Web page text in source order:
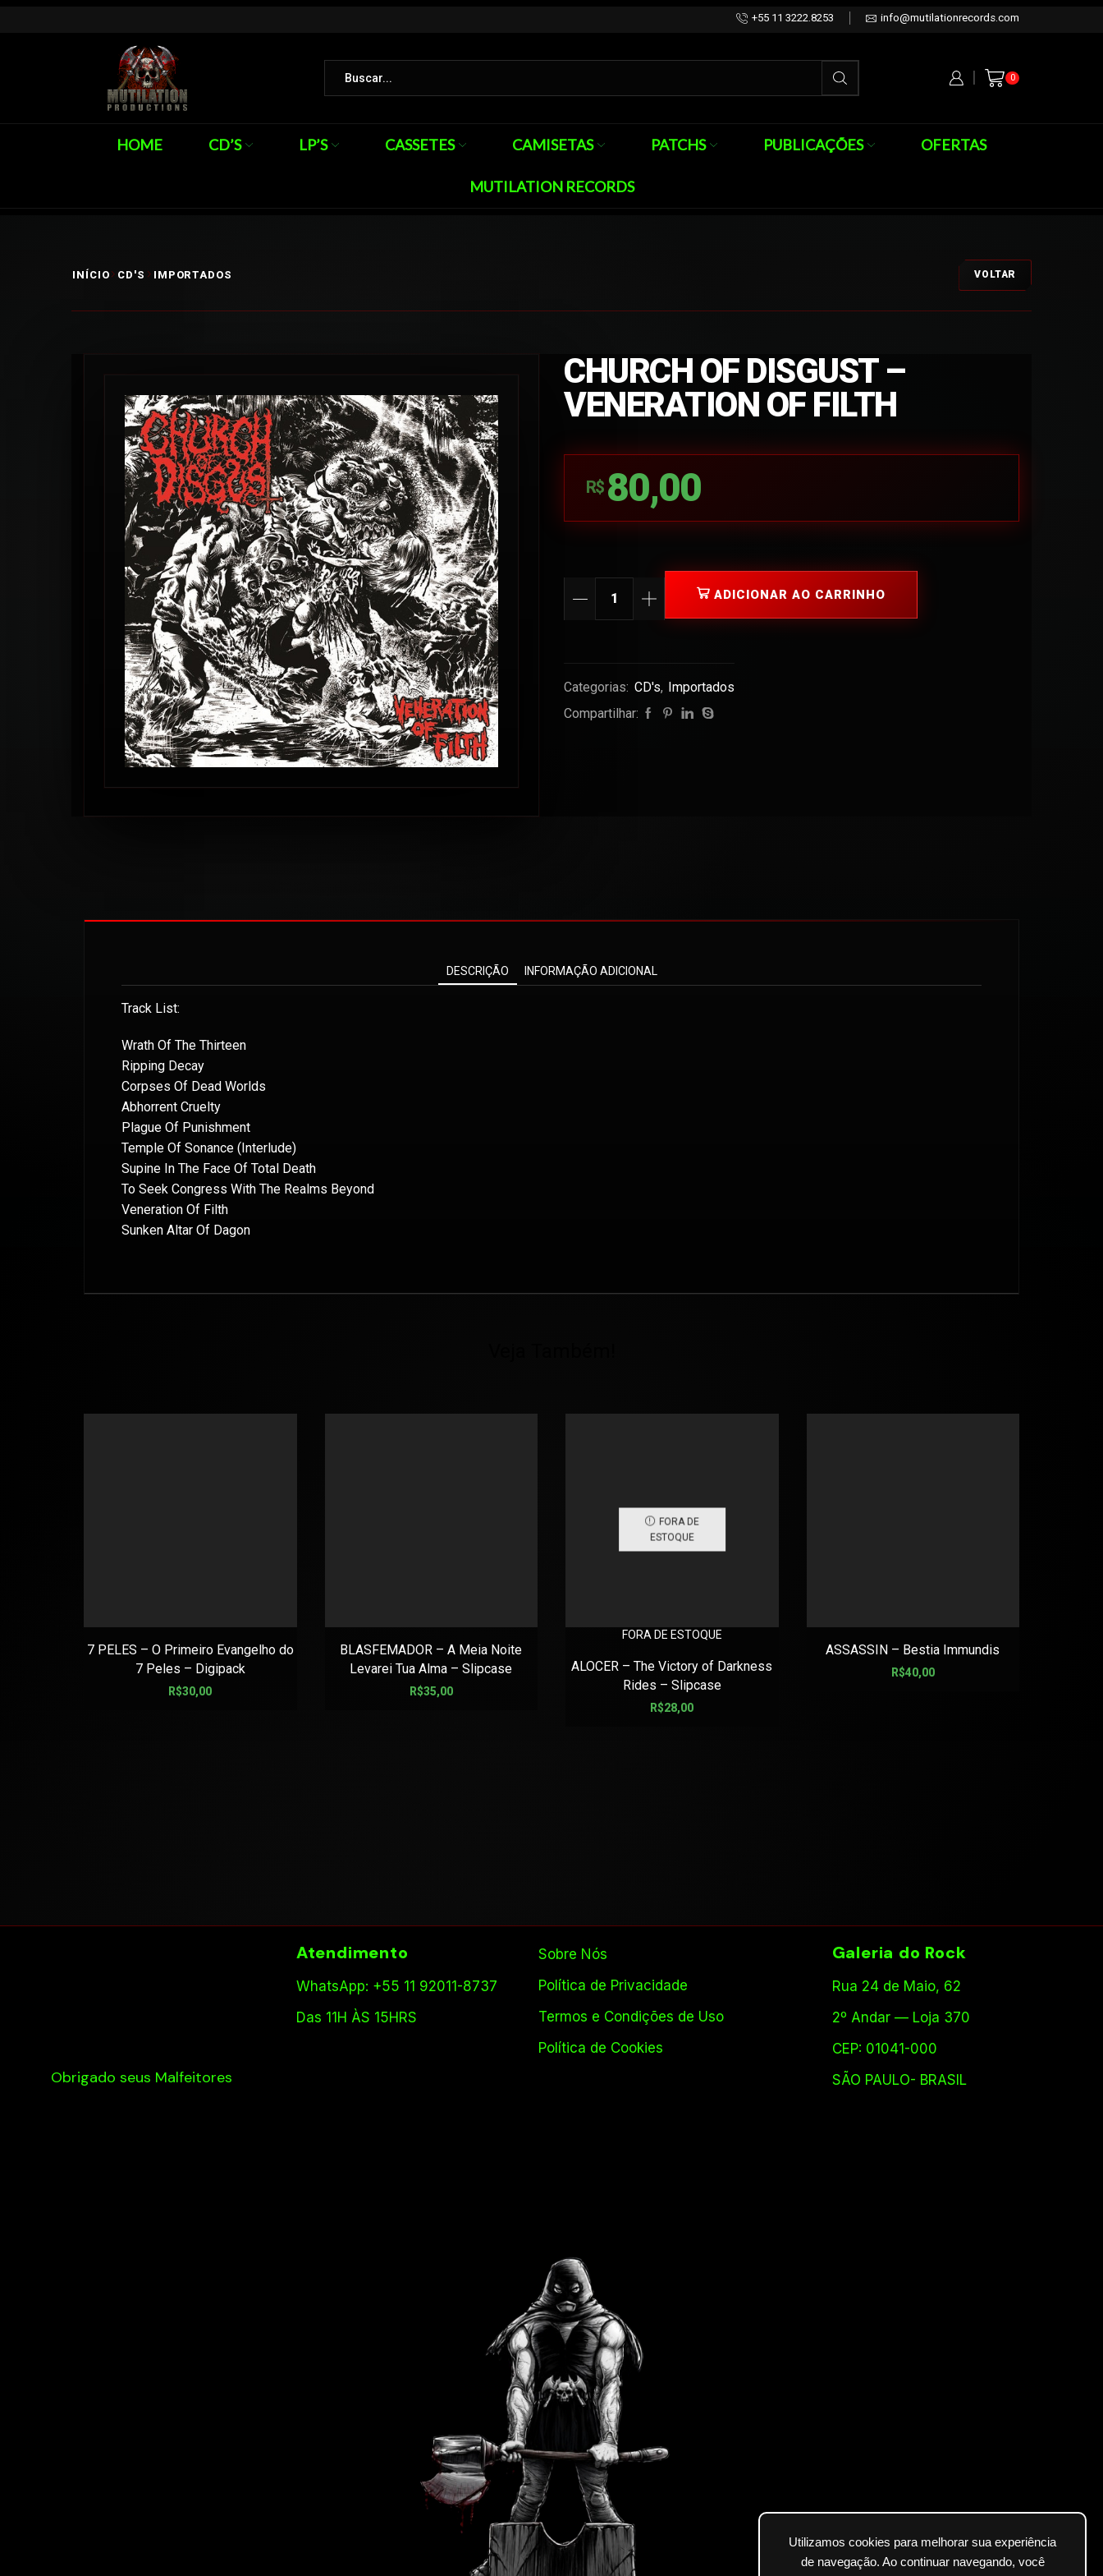
Utilizamos cookies para melhorar sua experiência
de navegação. Ao continuar navegando, você
+55 11 3222.8253 info@mutilationrecords.com
0
HOME CD’S LP’S CASSETES CAMISETAS PATCHS PUBLICAÇÕES OFERTAS
MUTILATION RECORDS
INÍCIO CD'S IMPORTADOS VOLTAR
CHURCH OF DISGUST –
VENERATION OF FILTH
R$ 80,00
ADICIONAR AO CARRINHO
Categorias: CD's, Importados
Compartilhar:
DESCRIÇÃO INFORMAÇÃO ADICIONAL
Track List:
Wrath Of The Thirteen
Ripping Decay
Corpses Of Dead Worlds
Abhorrent Cruelty
Plague Of Punishment
Temple Of Sonance (Interlude)
Supine In The Face Of Total Death
To Seek Congress With The Realms Beyond
Veneration Of Filth
Sunken Altar Of Dagon
7 PELES – O Primeiro Evangelho do
7 Peles – Digipack
R$30,00
BLASFEMADOR – A Meia Noite
Levarei Tua Alma – Slipcase
R$35,00
FORA DE
ESTOQUE
FORA DE ESTOQUE
ALOCER – The Victory of Darkness
Rides – Slipcase
R$28,00
ASSASSIN – Bestia Immundis
R$40,00
Obrigado seus Malfeitores
Atendimento
WhatsApp: +55 11 92011-8737
Das 11H ÀS 15HRS
Sobre Nós
Política de Privacidade
Termos e Condições de Uso
Política de Cookies
Galeria do Rock
Rua 24 de Maio, 62
2º Andar — Loja 370
CEP: 01041-000
SÃO PAULO- BRASIL